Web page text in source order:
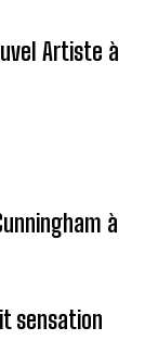
Artiste à
à
sensation